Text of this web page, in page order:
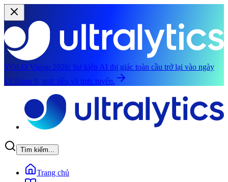
YOLO Vision 2026: Sự kiện AI thị giác toàn cầu trở lại vào ngày
13 tháng 9, trực tiếp và trực tuyến.
Tìm kiếm...
Trang chủ